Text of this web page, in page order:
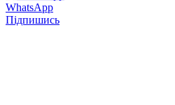
WhatsApp
Підпишись